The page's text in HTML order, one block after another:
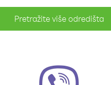
Pretražite više odredišta